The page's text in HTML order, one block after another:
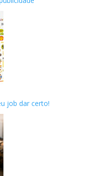
job dar certo!